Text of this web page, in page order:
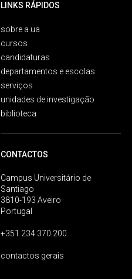
LINKS RÁPIDOS
sobre a ua
cursos
candidaturas
departamentos e escolas
serviços
unidades de investigação
biblioteca
CONTACTOS
Campus Universitário de
Santiago
3810-193 Aveiro
Portugal
+351 234 370 200
contactos gerais